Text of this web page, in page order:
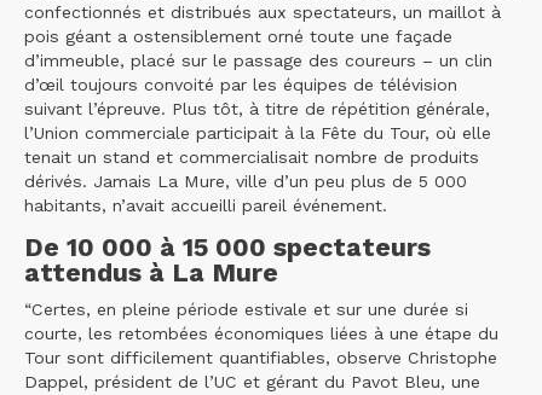
confectionnés et distribués aux spectateurs, un maillot à
pois géant a ostensiblement orné toute une façade
d’immeuble, placé sur le passage des coureurs – un clin
d’œil toujours convoité par les équipes de télévision
suivant l’épreuve. Plus tôt, à titre de répétition générale,
l’Union commerciale participait à la Fête du Tour, où elle
tenait un stand et commercialisait nombre de produits
dérivés. Jamais La Mure, ville d’un peu plus de 5 000
habitants, n’avait accueilli pareil événement.
De 10 000 à 15 000 spectateurs
attendus à La Mure
“Certes, en pleine période estivale et sur une durée si
courte, les retombées économiques liées à une étape du
Tour sont difficilement quantifiables, observe Christophe
Dappel, président de l’UC et gérant du Pavot Bleu, une